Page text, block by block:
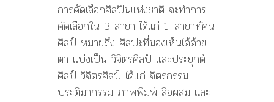
การคัดเลือกศิลปินแห่งชาติ จะทำการ
คัดเลือกใน 3 สาขา ได้แก่ 1. สาขาทัศน
ศิลป์ หมายถึง ศิลปะที่มองเห็นได้ด้วย
ตา แบ่งเป็น วิจิตรศิลป์ และประยุกต์
ศิลป์ วิจิตรศิลป์ ได้แก่ จิตรกรรม
ประติมากรรม ภาพพิมพ์ สื่อผสม และ